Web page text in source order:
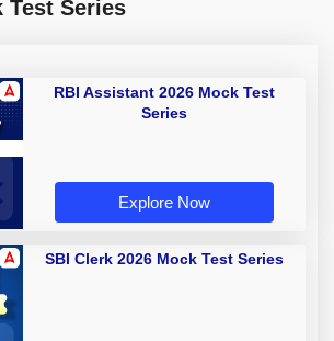
Test Series
RBI Assistant 2026 Mock Test
Series
Explore Now
SBI Clerk 2026 Mock Test Series